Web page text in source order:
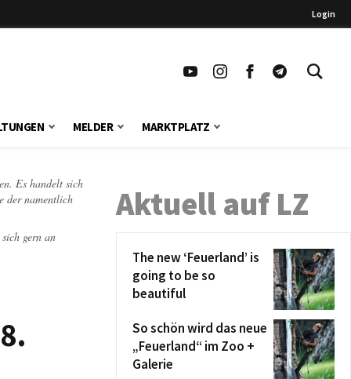
Login
MELDER MARKTPLATZ
Es handelt sich
der namentlich
gern an
Aktuell auf LZ
The new ‘Feuerland’ is
going to be so
beautiful
So schön wird das neue
„Feuerland“ im Zoo +
Galerie